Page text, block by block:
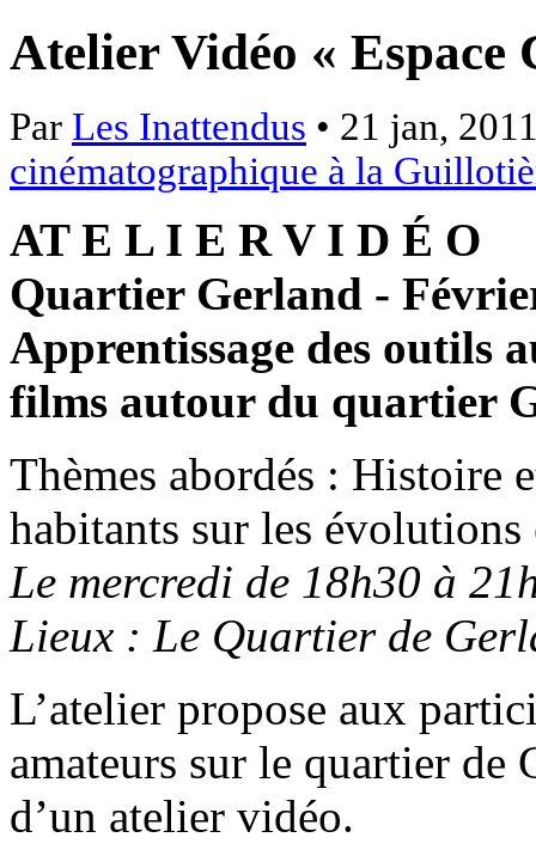
Atelier Vidéo « Espace
Par Les Inattendus • 21 jan,
cinématographique à la
AT E L I E R V I D É O
Quartier Gerland -
Apprentissage des outils
films autour du quartier
Thèmes abordés : Histoire
habitants sur les
Le mercredi de 18h30 à
Lieux : Le Quartier de
L’atelier propose aux
amateurs sur le quartier
d’un atelier vidéo.